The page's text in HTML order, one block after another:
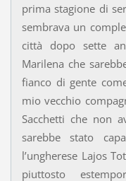
prima stagione di
sembrava un
città dopo sette
Marilena che
fianco di gente
mio vecchio
Sacchetti che non
sarebbe stato
l’ungherese Lajos
piuttosto